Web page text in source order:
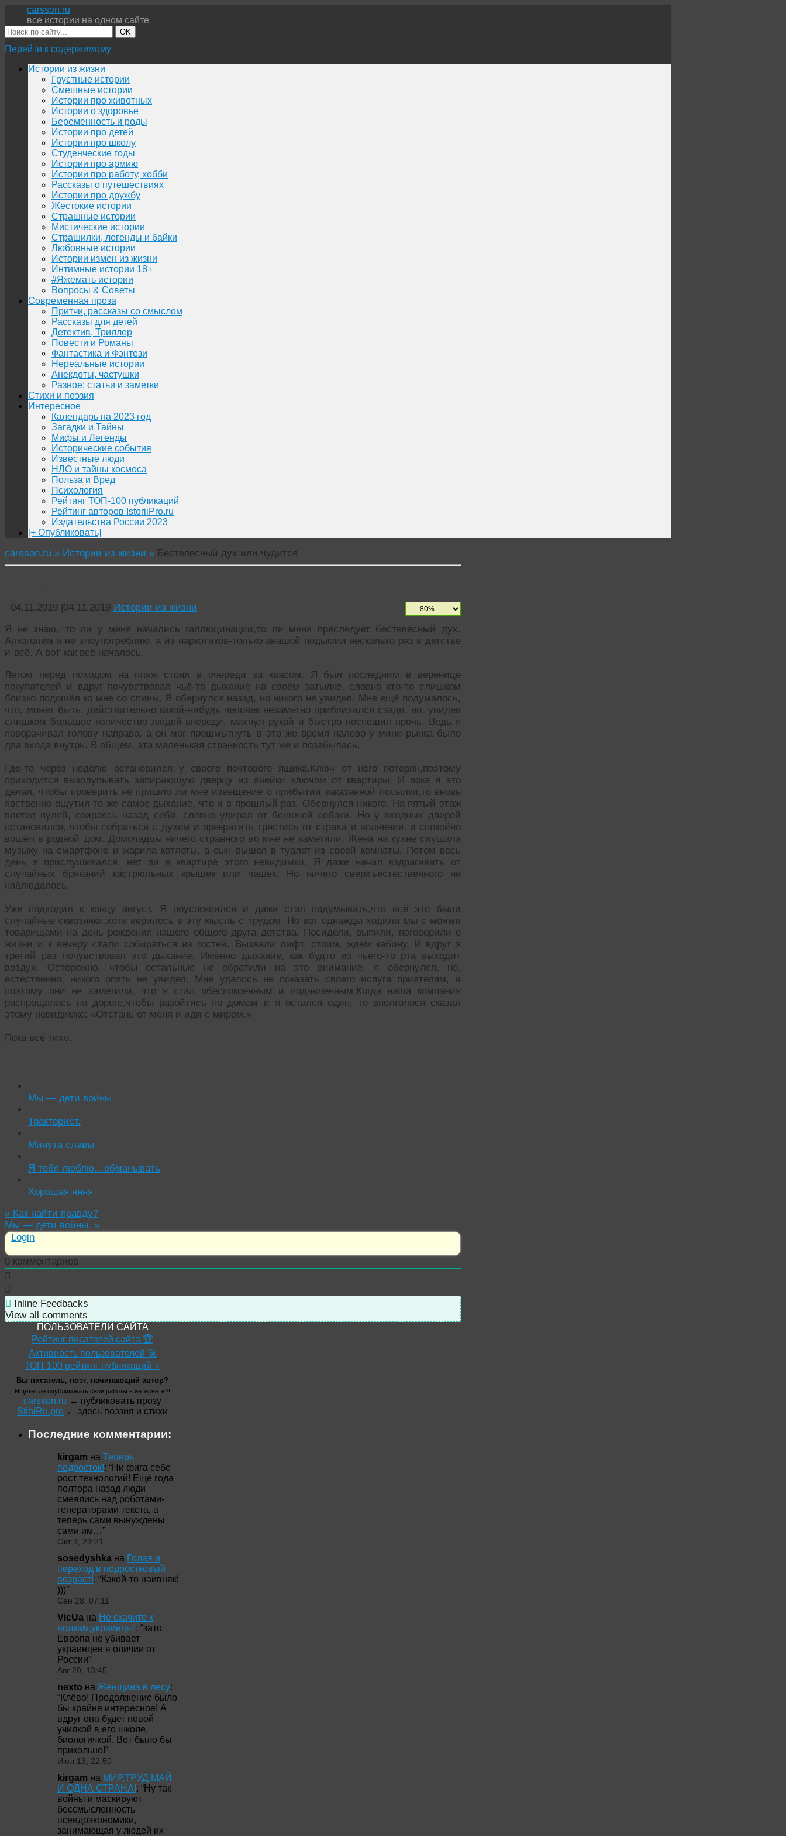
carsson.ru
все истории на одном сайте
OK
Перейти к содержимому
Истории из жизни
Грустные истории
Смешные истории
Истории про животных
Истории о здоровье
Беременность и роды
Истории про детей
Истории про школу
Студенческие годы
Истории про армию
Истории про работу, хобби
Рассказы о путешествиях
Истории про дружбу
Жестокие истории
Страшные истории
Мистические истории
Страшилки, легенды и байки
Любовные истории
Истории измен из жизни
Интимные истории 18+
#Яжемать истории
Вопросы & Советы
Современная проза
Притчи, рассказы со смыслом
Рассказы для детей
Детектив, Триллер
Повести и Романы
Фантастика и Фэнтези
Нереальные истории
Анекдоты, частушки
Разное: статьи и заметки
Стихи и поэзия
Интересное
Календарь на 2023 год
Загадки и Тайны
Мифы и Легенды
Исторические события
Известные люди
НЛО и тайны космоса
Польза и Вред
Психология
Рейтинг ТОП-100 публикаций
Рейтинг авторов IstoriiPro.ru
Издательства России 2023
[+ Опубликовать]
carsson.ru » Истории из жизни » Бестелесный дух или чудится
04.11.2019 |04.11.2019 Истории из жизни
Я не знаю, то ли у меня начались галлюцинации,то ли меня преследует бестелесный дух.
Алкоголем я не злоупотребляю, а из наркотиков-только анашой подымил несколько раз в детстве
и-всё. А вот как всё началось.
Летом перед походом на пляж стоял в очереди за квасом. Я был последним в веренице
покупателей и вдруг почувствовал чьё-то дыхание на своём затылке, словно кто-то слишком
близко подошёл ко мне со спины. Я обернулся назад, но никого не увидел. Мне ещё подумалось,
что, может быть, действительно какой-нибудь человек незаметно приблизился сзади, но, увидев
слишком большое количество людей впереди, махнул рукой и быстро поспешил прочь. Ведь я
поворачивал голову направо, а он мог прошмыгнуть в это же время налево-у мини-рынка было
два входа внутрь. В общем, эта маленькая странность тут же и позабылась.
Где-то через неделю остановился у своего почтового ящика.Ключ от него потерян,поэтому
приходится выколупывать запирающую дверцу из ячейки ключом от квартиры. И пока я это
делал, чтобы проверить не пришло ли мне извещение о прибытии заказанной посылки,то вновь
явственно ощутил то же самое дыхание, что и в прошлый раз. Обернулся-никого. На пятый этаж
влетел пулей, озираясь назад себя, словно удирал от бешеной собаки. Но у входных дверей
остановился, чтобы собраться с духом и прекратить трястись от страха и волнения, и спокойно
вошёл в родной дом. Домочадцы ничего странного во мне не заметили. Жена на кухне слушала
музыку на смартфоне и жарила котлеты, а сын вышел в туалет из своей комнаты. Потом весь
день я прислушивался, нет ли в квартире этого невидимки. Я даже начал вздрагивать от
случайных бряканий кастрюльных крышек или чашек. Но ничего сверхъестественного не
наблюдалось.
Уже подходил к концу август. Я поуспокоился и даже стал подумывать,что всё это были
случайные сквозняки,хотя верилось в эту мысль с трудом. Но вот однажды ходили мы с моими
товарищами на день рождения нашего общего друга детства. Посидели, выпили, поговорили о
жизни и к вечеру стали собираться из гостей. Вызвали лифт, стоим, ждём кабину. И вдруг я
третий раз почувствовал это дыхание. Именно дыхание, как будто из чьего-то рта выходит
воздух. Осторожно, чтобы остальные не обратили на это внимание, я обернулся, но,
естественно, никого опять не увидел. Мне удалось не показать своего испуга приятелям, и
поэтому они не заметили, что я стал обеспокоенным и подавленным.Когда наша компания
распрощалась на дороге,чтобы разойтись по домам и я остался один, то вполголоса сказал
этому невидимке: «Отстань от меня и иди с миром.»
Пока всё тихо.
Мы — дети войны.
Тракторист.
Минута славы
Я тебя люблю…обманывать
Хорошая няня
« Как найти правду?
Мы — дети войны. »
Login
0 комментариев
Inline Feedbacks
View all comments
ПОЛЬЗОВАТЕЛИ САЙТА
Рейтинг писателей сайта 🏆
Активность пользователей 🚀
ТОП-100 рейтинг публикаций ⭐
Вы писатель, поэт, начинающий автор?
Ищете где опубликовать свои работы в интернете?!
carsson.ru ← публиковать прозу
StihiRu.pro ← здесь поэзия и стихи
Последние комментарии:
kirgam на Теперь
подросток!: “Ни фига себе
рост технологий! Ещё года
полтора назад люди
смеялись над роботами-
генераторами текста, а
теперь сами вынуждены
сами им…”
Окт 3, 23:21
sosedyshka на Голая и
переход в подростковый
возраст!: “Какой-то наивняк!
)))”
Сен 28, 07:11
VicUa на Не скачите к
волкам,украинцы!: “зато
Европа не убивает
украинцев в оличии от
России”
Авг 20, 13:45
nexto на Женщина в лесу:
“Клёво! Продолжение было
бы крайне интересное! А
вдруг она будет новой
училкой в его школе,
биологичкой. Вот было бы
прикольно!”
Июл 13, 22:50
kirgam на МИР,ТРУД,МАЙ
И ОДНА СТРАНА!: “Ну так
войны и маскируют
бессмысленность
псевдоэкономики,
занимающая у людей их